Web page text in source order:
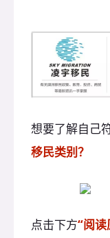
想要了解自己
移民类别？
点击下方“阅读